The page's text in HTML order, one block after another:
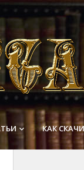
keyboard_arrow_down КАК